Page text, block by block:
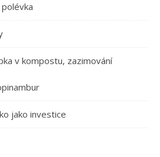
v kompostu, zazimování
jako investice